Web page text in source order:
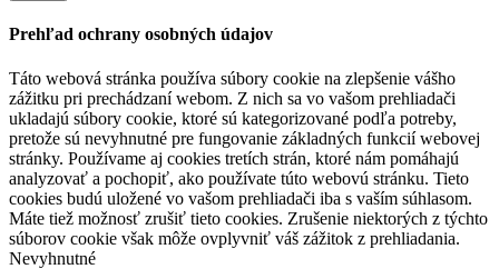
Prehľad ochrany osobných údajov
Táto webová stránka používa súbory cookie na zlepšenie vášho
zážitku pri prechádzaní webom. Z nich sa vo vašom prehliadači
ukladajú súbory cookie, ktoré sú kategorizované podľa potreby,
pretože sú nevyhnutné pre fungovanie základných funkcií webovej
stránky. Používame aj cookies tretích strán, ktoré nám pomáhajú
analyzovať a pochopiť, ako používate túto webovú stránku. Tieto
cookies budú uložené vo vašom prehliadači iba s vaším súhlasom.
Máte tiež možnosť zrušiť tieto cookies. Zrušenie niektorých z týchto
súborov cookie však môže ovplyvniť váš zážitok z prehliadania.
Nevyhnutné